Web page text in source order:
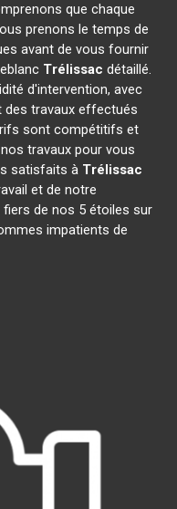
que chaque
prenons le temps de
avant de vous fournir
Trélissac détaillé.
d'intervention, avec
des travaux effectués
sont compétitifs et
travaux pour vous
satisfaits à Trélissac
et de notre
de nos 5 étoiles sur
impatients de